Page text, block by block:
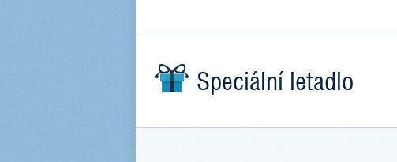
Speciální letadlo